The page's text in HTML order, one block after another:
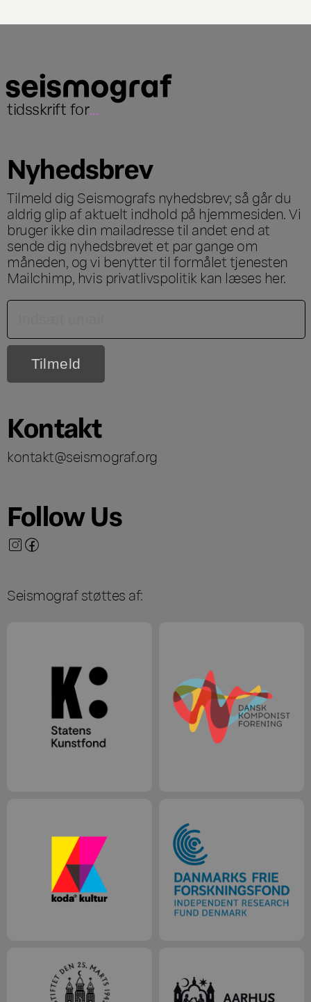
tidsskrift for...
Nyhedsbrev
Tilmeld dig Seismografs nyhedsbrev; så går du
aldrig glip af aktuelt indhold på hjemmesiden. Vi
bruger ikke din mailadresse til andet end at
sende dig nyhedsbrevet et par gange om
måneden, og vi benytter til formålet tjenesten
Mailchimp, hvis privatlivspolitik kan læses her.
Kontakt
kontakt@seismograf.org
Follow Us
Seismograf støttes af: